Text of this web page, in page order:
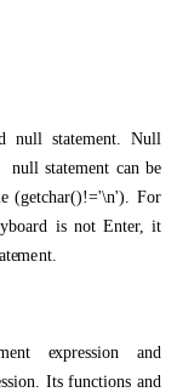
null statement. Null
null statement can be
(getchar()!='\n'). For
board is not Enter,
it
tement.
ent expression and
ssion Itsfunctions and